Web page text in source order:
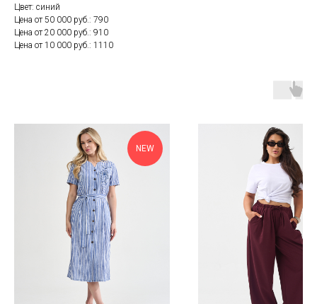
Цвет: синий
Цена от 50 000 руб.: 790
Цена от 20 000 руб.: 910
Цена от 10 000 руб.: 1110
NEW